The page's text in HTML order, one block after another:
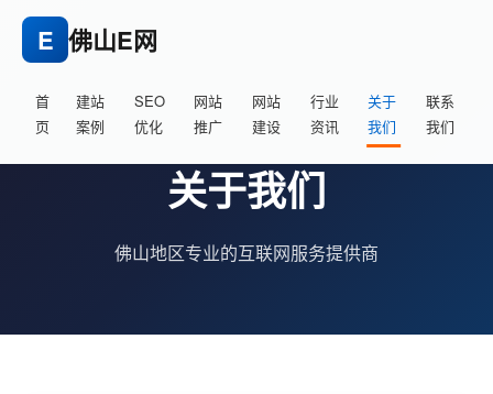
E 佛山E网
首
页
建站
案例
SEO
优化
网站
推广
网站
建设
行业
资讯
关于
我们
联系
我们
关于我们
佛山地区专业的互联网服务提供商